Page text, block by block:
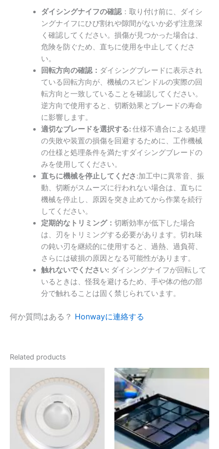
ダイシングナイフの確認：取り付け前に、ダイシ
ングナイフにひび割れや隙間がないか必ず注意深
く確認してください。損傷が見つかった場合は、
危険を防ぐため、直ちに使用を中止してくださ
い。
回転方向の確認： ダイシングブレードに表示され
ている回転方向が、機械のスピンドルの実際の回
転方向と一致していることを確認してください。
逆方向で使用すると、切断効果とブレードの寿命
に影響します。
適切なブレードを選択する:仕様不適合による処理
の失敗や装置の損傷を回避するために、工作機械
の仕様と処理条件を満たすダイシングブレードの
みを使用してください。
直ちに機械を停止してくださ:加工中に異常音、振
動、切断がスムーズに行われない場合は、直ちに
機械を停止し、原因を突き止めてから作業を続行
してください。
定期的なトリミング： 切断効率が低下した場合
は、刃をトリミングする必要があります。切れ味
の鈍い刃を継続的に使用すると、過熱、過負荷、
さらには破損の原因となる可能性があります。
触れないでください:ダイシングナイフが回転して
いるときは、怪我を避けるため、手や体の他の部
分で触れることは固く禁じられています。
何か質問はある？ Honwayに連絡する
Related products